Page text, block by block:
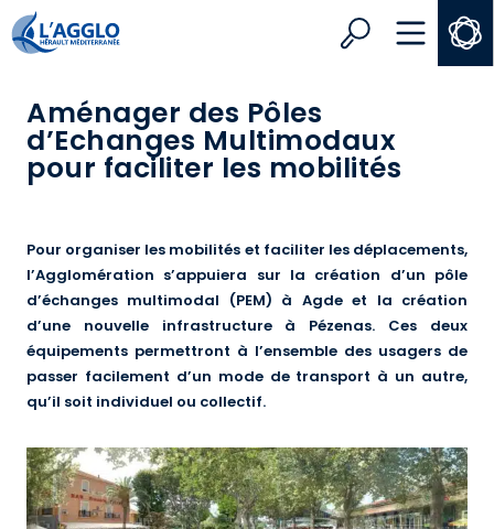
Search MENU
Aménager des Pôles
d’Echanges Multimodaux
pour faciliter les mobilités
Pour organiser les mobilités et faciliter les déplacements,
l’Agglomération s’appuiera sur la création d’un pôle
d’échanges multimodal (PEM) à Agde et la création
d’une nouvelle infrastructure à Pézenas. Ces deux
équipements permettront à l’ensemble des usagers de
passer facilement d’un mode de transport à un autre,
qu’il soit individuel ou collectif.